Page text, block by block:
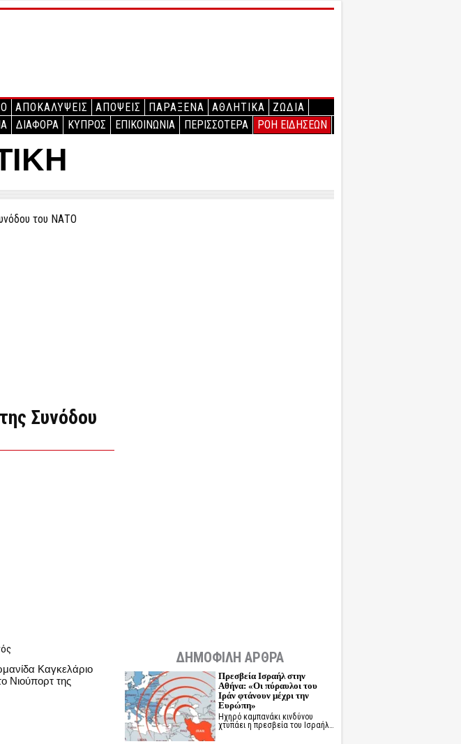
ΑΠΟΚΑΛΥΨΕΙΣ ΑΠΟΨΕΙΣ ΠΑΡΑΞΕΝΑ ΑΘΛΗΤΙΚΑ
ΖΩΔΙΑ
ΔΙΑΦΟΡΑ ΚΥΠΡΟΣ ΕΠΙΚΟΙΝΩΝΙΑ ΠΕΡΙΣΣΟΤΕΡΑ ΡΟΗ ΕΙΔΗΣΕΩΝ
Συνόδου
Καγκελάριο
Νιούπορτ της
ΔΗΜΟΦΙΛΗ ΑΡΘΡΑ
Πρεσβεία Ισραήλ στην
Αθήνα: «Οι πύραυλοι του
Ιράν φτάνουν μέχρι την
Ευρώπη»
Ηχηρό καμπανάκι κινδύνου
χτυπάει η πρεσβεία του Ισραήλ…